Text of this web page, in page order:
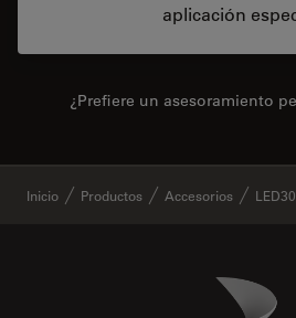
aplicación
¿Prefiere un asesoramiento
Inicio Productos Accesorios
Danaher